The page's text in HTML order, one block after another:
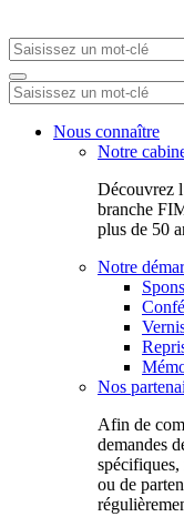
Nous connaître
Notre
Découvrez
branche
plus de 50
Notre
Nos
Afin de
demandes
ou de